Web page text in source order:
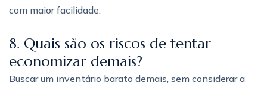
com maior facilidade.
8. Quais são os riscos de tentar
economizar demais?
Buscar um inventário barato demais, sem considerar a